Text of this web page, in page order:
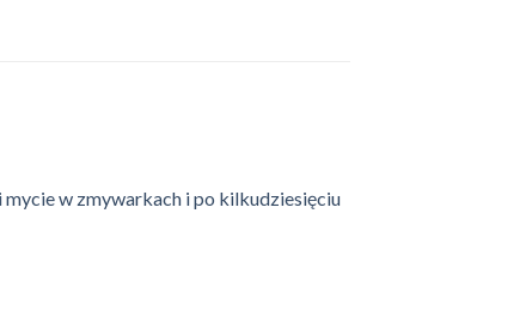
w zmywarkach i po kilkudziesięciu